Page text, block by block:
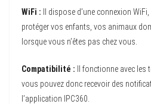
WiFi :
Il dispose d’une connexion
protéger vos enfants, vos animaux
lorsque vous n’êtes pas chez vous.
Compatibilité :
Il fonctionne avec les
vous pouvez donc recevoir des
l’application IPC360.